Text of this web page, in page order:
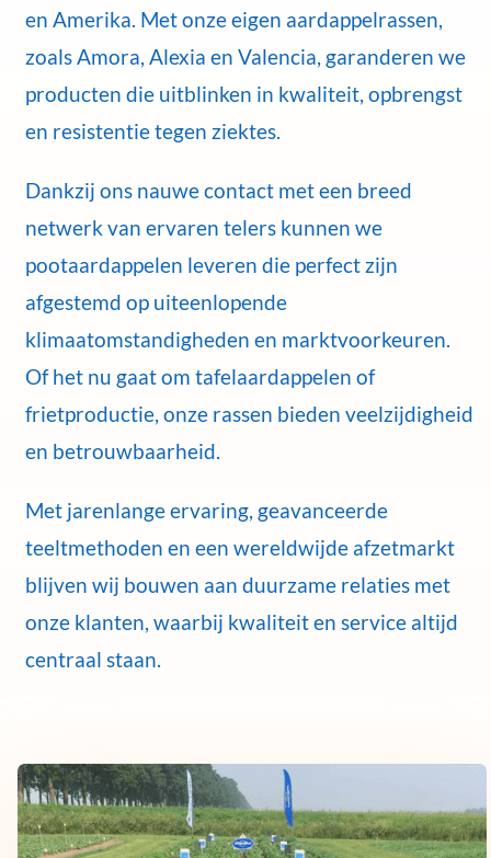
en Amerika. Met onze eigen aardappelrassen,
zoals Amora, Alexia en Valencia, garanderen we
producten die uitblinken in kwaliteit, opbrengst
en resistentie tegen ziektes.
Dankzij ons nauwe contact met een breed
netwerk van ervaren telers kunnen we
pootaardappelen leveren die perfect zijn
afgestemd op uiteenlopende
klimaatomstandigheden en marktvoorkeuren.
Of het nu gaat om tafelaardappelen of
frietproductie, onze rassen bieden veelzijdigheid
en betrouwbaarheid.
Met jarenlange ervaring, geavanceerde
teeltmethoden en een wereldwijde afzetmarkt
blijven wij bouwen aan duurzame relaties met
onze klanten, waarbij kwaliteit en service altijd
centraal staan.